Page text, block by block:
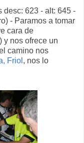
desc: 623 - alt: 645 -
- Paramos a tomar
cara de
y nos ofrece un
camino nos
Friol , nos lo